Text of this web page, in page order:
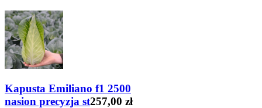
Kapusta Emiliano f1 2500
nasion precyzja st257,00 zł